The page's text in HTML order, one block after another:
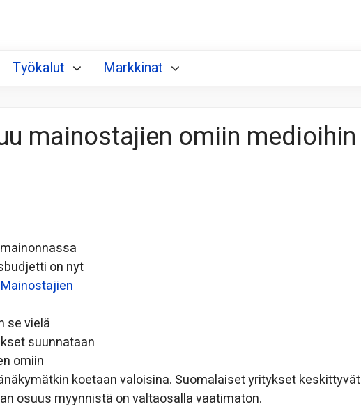
Työkalut Markkinat
mainostajien omiin medioihin
on nyt
Mainostajien
se vielä
suunnataan
omiin
koetaan valoisina. Suomalaiset yritykset keskittyvät
osuus myynnistä on valtaosalla vaatimaton.